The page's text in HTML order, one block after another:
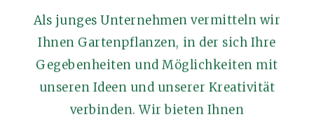
Als junges Unternehmen vermitteln wir
Ihnen Gartenpflanzen, in der sich Ihre
Gegebenheiten und Möglichkeiten mit
unseren Ideen und unserer Kreativität
verbinden. Wir bieten Ihnen